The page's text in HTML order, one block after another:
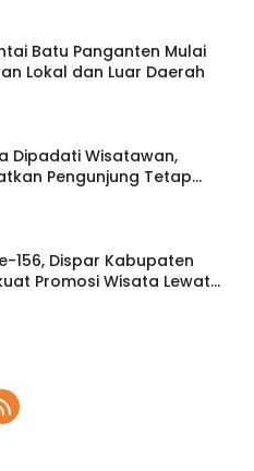
Batu Panganten Mulai
Lokal dan Luar Daerah
Dipadati Wisatawan,
Pengunjung Tetap
156, Dispar Kabupaten
Promosi Wisata Lewat